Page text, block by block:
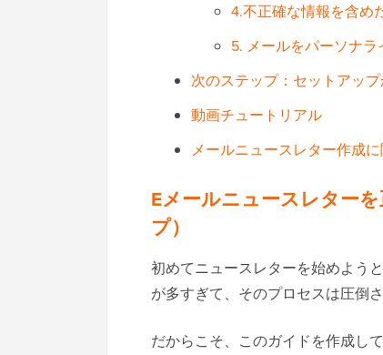
4.不正確な情報を含め
5. メールをパーソナラ
次のステップ：セットアッ
動画チュートリアル
メールニュースレター作成
Eメールニュースレター
プ）
初めてニュースレターを始めよう
が多すぎて、そのプロセスは圧倒
だからこそ、このガイドを作成し